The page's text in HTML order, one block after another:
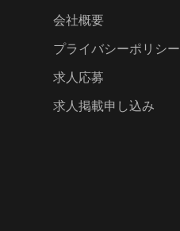
会社概要
プライバシーポリシー
求人応募
求人掲載申し込み